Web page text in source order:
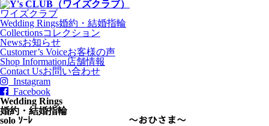
ワイズクラブ
Wedding Rings婚約・結婚指輪
Collectionsコレクション
Newsお知らせ
Customer’s Voiceお客様の声
Shop Information店舗情報
Contact Usお問い合わせ
Instagram
Facebook
Wedding Rings
婚約・結婚指輪
solo ｿｰﾚ ～おひさま～